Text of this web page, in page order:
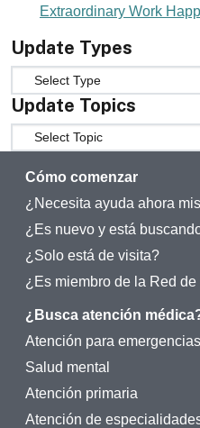
Extraordinary Work
Update Types
Update Types
Update Topics
Update Topics
Cómo comenzar
¿Necesita ayuda ahora
¿Es nuevo y está
¿Solo está de visita?
¿Es miembro de la Red
¿Busca atención
Atención para
Salud mental
Atención primaria
Atención de